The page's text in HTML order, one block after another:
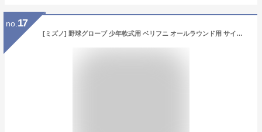
no. 17
[ミズノ] 野球グローブ 少年軟式用 ベリフニ オールラウンド用 サイズM ナチュラル 1AJGY18820 47 右投げ用